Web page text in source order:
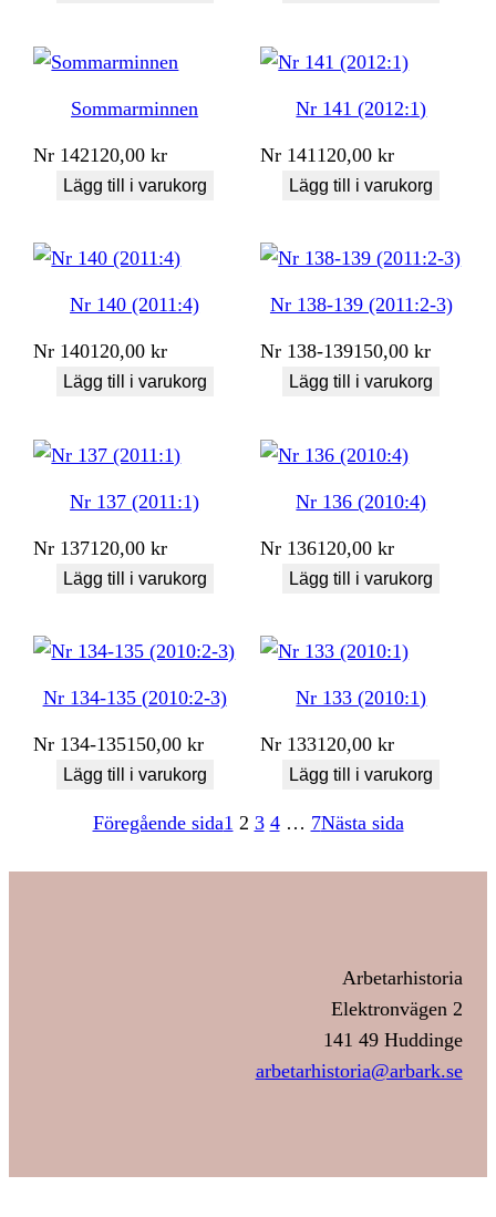
Sommarminnen
Nr 142120,00kr
Lägg till i varukorg
Nr 141 (2012:1)
Nr 141 120,00kr
Lägg till i varukorg
Nr 140 (2011:4)
Nr 140120,00kr
Lägg till i varukorg
Nr 138-139 (2011:2-3)
Nr 138-139150,00kr
Lägg till i varukorg
Nr 137 (2011:1)
Nr 137120,00kr
Lägg till i varukorg
Nr 136 (2010:4)
Nr 136120,00kr
Lägg till i varukorg
Nr 134-135 (2010:2-3)
Nr 134-135150,00kr
Lägg till i varukorg
Nr 133 (2010:1)
Nr 133120,00kr
Lägg till i varukorg
Föregående sida1 2 3 4 … 7Nästa sida
Arbetarhistoria
Elektronvägen 2
141 49 Huddinge
arbetarhistoria@arbark.se